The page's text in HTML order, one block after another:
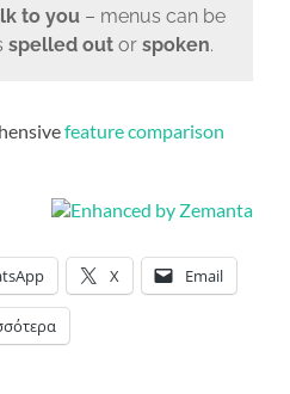
to you– menus can be
spelled outor spoken.
feature comparison
X Email